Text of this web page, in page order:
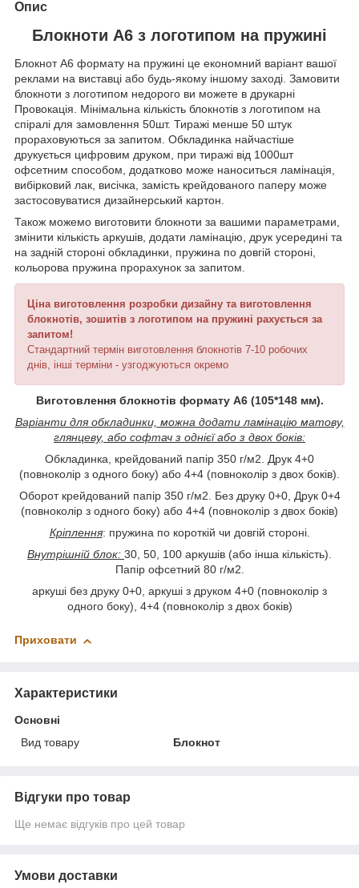
Опис
Блокноти А6 з логотипом на пружині
Блокнот А6 формату на пружині це економний варіант вашої
реклами на виставці або будь-якому іншому заході. Замовити
блокноти з логотипом недорого ви можете в друкарні
Провокація. Мінімальна кількість блокнотів з логотипом на
спіралі для замовлення 50шт. Тиражі менше 50 штук
прораховуються за запитом. Обкладинка найчастіше
друкується цифровим друком, при тиражі від 1000шт
офсетним способом, додатково може наноситься ламінація,
вибірковий лак, висічка, замість крейдованого паперу може
застосовуватися дизайнерський картон.
Також можемо виготовити блокноти за вашими параметрами,
змінити кількість аркушів, додати ламінацію, друк усередині та
на задній стороні обкладинки, пружина по довгій стороні,
кольорова пружина прорахунок за запитом.
Ціна виготовлення розробки дизайну та виготовлення
блокнотів, зошитів з логотипом на пружині рахується за
запитом!
Стандартний термін виготовлення блокнотів 7-10 робочих
днів, інші терміни - узгоджуються окремо
Виготовлення блокнотів формату А6 (105*148 мм).
Варіанти для обкладинки, можна додати ламінацію матову,
глянцеву, або софтач з однієї або з двох боків:
Обкладинка, крейдований папір 350 г/м2. Друк 4+0
(повноколір з одного боку) або 4+4 (повноколір з двох боків).
Оборот крейдований папір 350 г/м2. Без друку 0+0, Друк 0+4
(повноколір з одного боку) або 4+4 (повноколір з двох боків)
Кріплення: пружина по короткій чи довгій стороні.
Внутрішній блок: 30, 50, 100 аркушів (або інша кількість).
Папір офсетний 80 г/м2.
аркуші без друку 0+0, аркуші з друком 4+0 (повноколір з
одного боку), 4+4 (повноколір з двох боків)
Приховати
Характеристики
Основні
Вид товару
Блокнот
Відгуки про товар
Ще немає відгуків про цей товар
Умови доставки